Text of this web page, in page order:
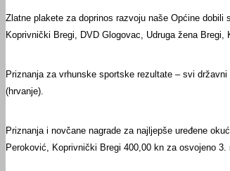
Zlatne plakete za doprinos razvoju naše Općine
Koprivnički Bregi, DVD Glogovac, Udruga žena
Priznanja za vrhunske sportske rezultate – svi
(hrvanje).
Priznanja i novčane nagrade za najljepše uređene
Peroković, Koprivnički Bregi 400,00 kn za osvojeno 3.